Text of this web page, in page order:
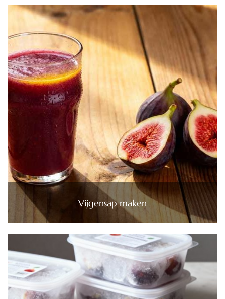
Vijgensap maken